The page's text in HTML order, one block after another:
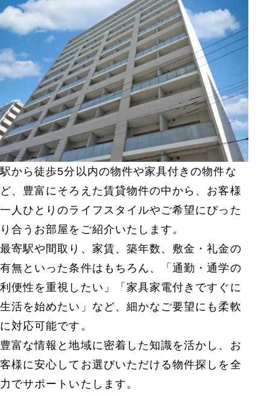
駅から徒歩5分以内の物件や家具付きの物件な
ど、豊富にそろえた賃貸物件の中から、お客様
一人ひとりのライフスタイルやご希望にぴった
り合うお部屋をご紹介いたします。
最寄駅や間取り、家賃、築年数、敷金・礼金の
有無といった条件はもちろん、「通勤・通学の
利便性を重視したい」「家具家電付きですぐに
生活を始めたい」など、細かなご要望にも柔軟
に対応可能です。
豊富な情報と地域に密着した知識を活かし、お
客様に安心してお選びいただける物件探しを全
力でサポートいたします。